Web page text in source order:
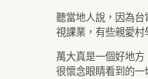
聽當地人說，因為
視課業，有些親愛村
萬大真是一個好地
很懷念眼睛看到的一